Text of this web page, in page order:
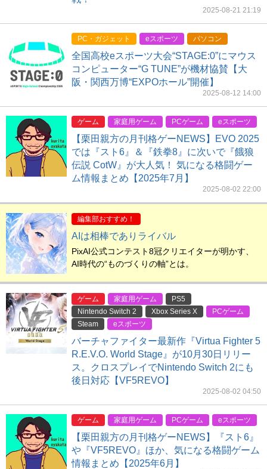
2025-08-21 21:19
PC・ガジェット eスポーツ パソコン
全国高校eスポーツ大会“STAGE:0”にマウス
コンピューター“G TUNE”が機材協賛【大
阪・関西万博“EXPOホール”開催】
2025-08-12 14:00
ゲーム 家庭用ゲーム PCゲーム eスポーツ
【栗田親方の月刊格ゲーNEWS】EVO 2025
では『スト6』＆『鉄拳8』に次いで『餓狼
伝説 CotW』が大人気！ 気になる格闘ゲー
ム情報まとめ【2025年7月】
2025-08-02 22:00
編集部おすすめ！
AIは相棒でありライバル
PixAI公式コンテスト8冠クリエイターが明かす、
AI時代の“ものづくりの軸”とは。
ゲーム 家庭用ゲーム
PS5
Nintendo Switch 2
Xbox Series X
PCゲーム
Steam
eスポーツ
バーチャファイター最新作『Virtua Fighter 5
R.E.V.O. World Stage』が10月30日リリー
ス。クロスプレイでNintendo Switch 2にも
後日対応【VF5REVO】
2025-08-02 04:50
ゲーム 家庭用ゲーム PCゲーム eスポーツ
【栗田親方の月刊格ゲーNEWS】『スト6』
や『VF5REVO』ほか、気になる格闘ゲーム
情報まとめ【2025年6月】